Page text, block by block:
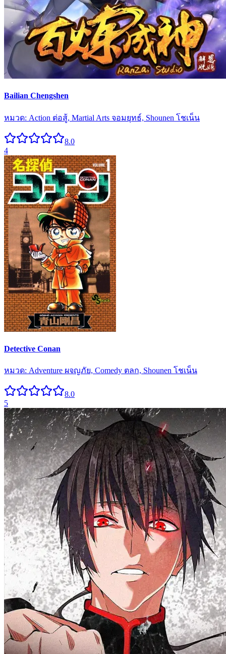
Bailian Chengshen
หมวด: Action ต่อสู้, Martial Arts จอมยุทธ์, Shounen โชเน็น
8.0
4
Detective Conan
หมวด: Adventure ผจญภัย, Comedy ตลก, Shounen โชเน็น
8.0
5